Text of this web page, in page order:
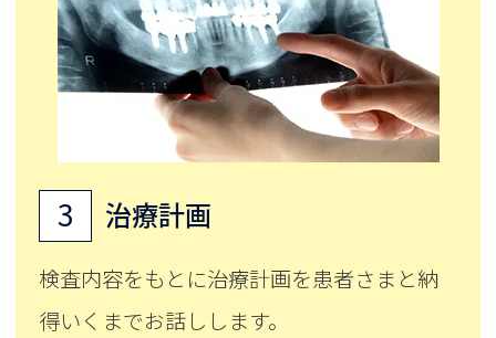
3 治療計画
検査内容をもとに治療計画を患者さまと納
得いくまでお話しします。